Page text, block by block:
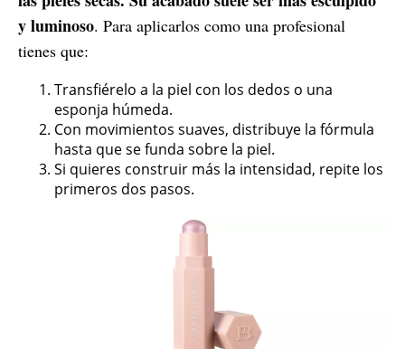
y luminoso. Para aplicarlos como una profesional
tienes que:
Transfiérelo a la piel con los dedos o una
esponja húmeda.
Con movimientos suaves, distribuye la fórmula
hasta que se funda sobre la piel.
Si quieres construir más la intensidad, repite los
primeros dos pasos.